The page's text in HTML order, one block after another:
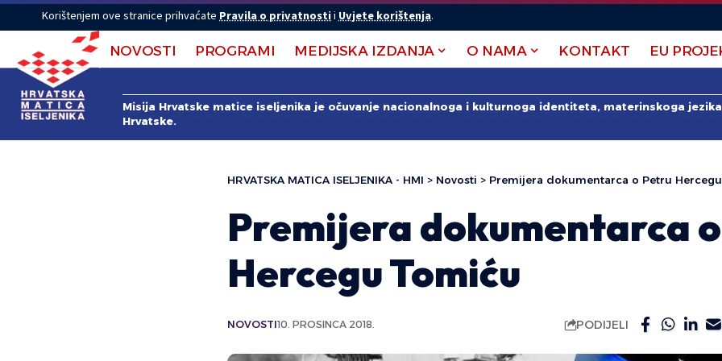
Korištenjem ove stranice prihvaćate Pravila o privatnostii Uvjete korištenja.
NOVOSTI PROGRAMI MEDIJSKA IZDANJA O NAMA KONTAKT EU
Misija Hrvatske matice iseljenika je očuvanje nacionalnoga i kulturnoga identiteta, materinskoga
Hrvatske.
HRVATSKA MATICA ISELJENIKA - HMI > Novosti > Premijera dokumentarca o Petru
Premijera dokumentarca
Hercegu Tomiću
NOVOSTI10. PROSINCA 2018. PODIJELI